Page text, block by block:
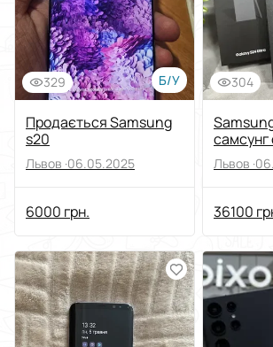
329 Б/У
Продається Samsung
s20
Львов ·06.05.2025
6000 грн.
304
самсунг
Європа
Львов ·
36100